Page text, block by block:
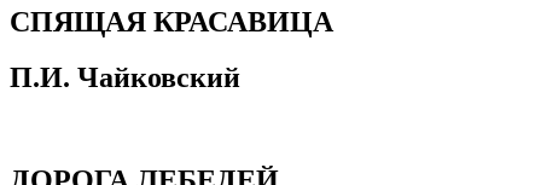
СПЯЩАЯ КРАСАВИЦА
П.И. Чайковский